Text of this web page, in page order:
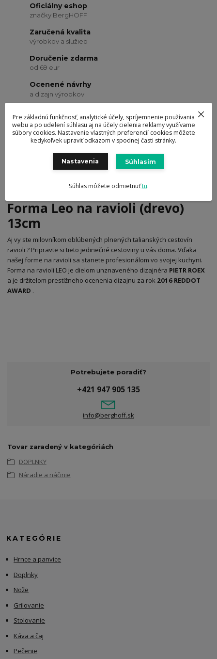
Oficiálny eshop
značky BergHOFF
Zaručená kvalita
výrobkov a služieb
Doručenie zdarma
od 69 eur
Ocenené návrhy
a dizajn výrobkov
Kompletné špecifikácie Hodnotenie 0
Komentáre 0
Kompletné špecifikácie
Forma Leo na ravioli (drevo)
13cm
Aj vy ste milovníkom oblúbených plnených talianských cestovín
ravioli ? Pripravte si tieto jedinečné cestoviny u vás doma. Vďaka
našej forme na ravioli sa stanete profesionálom vo svojej kuchyni.
Forma na ravioli LEO je dielom unznaveného dizajnéra PIETR ROEX
a je držitelom prestížneho ocenenia dizajnu za rok 2016 REDDOT
AWARD .
Potrebujete poradiť?
+421 947 905 135
info@berghoff.sk
Tovar zaradený v kategóriách
DOPLNKY
Náradie a náčinie
KATEGÓRIE
Hrnce a panvice
Doplnky
Nože
Grilovanie
Stolovanie
Káva a čaj
Pečenie
Pre základnú funkčnosť, analytické účely, spríjemnenie používania
webu a po udelení súhlasu aj na účely cielenia reklamy využívame
súbory cookies. Nastavenie vlastných preferencií cookies môžete
kedykoľvek upraviť odkazom v spodnej časti stránky.
Nastavenia Súhlasím
Súhlas môžete odmietnuťtu.